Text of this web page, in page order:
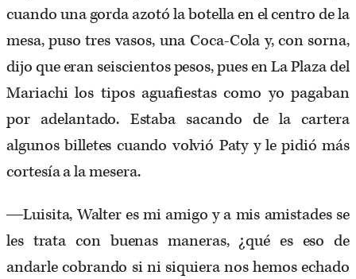
cuando una gorda azotó la botella en el centro de la
mesa, puso tres vasos, una Coca-Cola y, con sorna,
dijo que eran seiscientos pesos, pues en La Plaza del
Mariachi los tipos aguafiestas como yo pagaban
por adelantado. Estaba sacando de la cartera
algunos billetes cuando volvió Paty y le pidió más
cortesía a la mesera.
―Luisita, Walter es mi amigo y a mis amistades se
les trata con buenas maneras, ¿qué es eso de
andarle cobrando si ni siquiera nos hemos echado